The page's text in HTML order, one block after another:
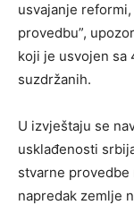
usvajanje
provedbu”,
koji je usvojen sa
suzdržanih.
U izvještaju se
usklađenosti
stvarne
napredak zemlje